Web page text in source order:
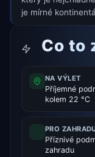
je mírné
Co to
NA VÝLET
Příjemné
kolem 22 °C
PRO
Příznivé
zahradu